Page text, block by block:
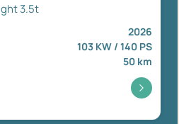
3.5t
2026
103 KW / 140 PS
50 km